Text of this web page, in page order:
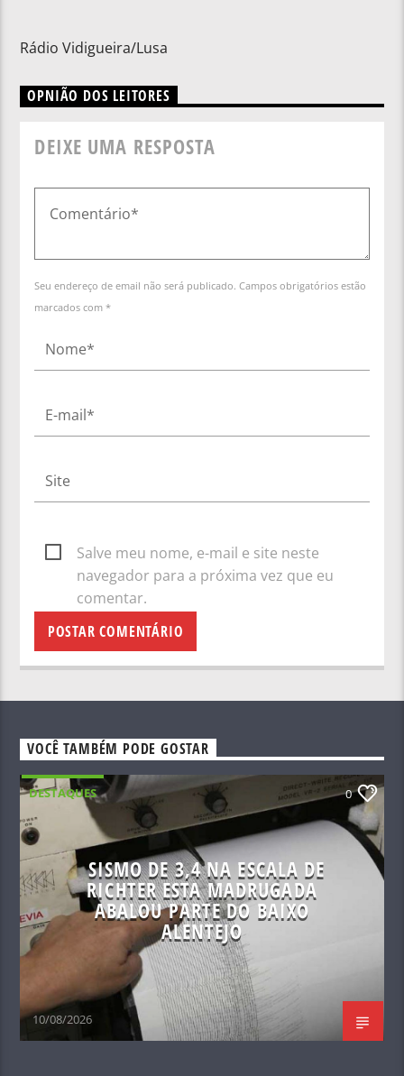
Rádio Vidigueira/Lusa
OPNIÃO DOS LEITORES
DEIXE UMA RESPOSTA
Seu endereço de email não será publicado. Campos obrigatórios estão
marcados com *
Salve meu nome, e-mail e site neste
navegador para a próxima vez que eu
comentar.
VOCÊ TAMBÉM PODE GOSTAR
DESTAQUES 0
SISMO DE 3,4 NA ESCALA DE
RICHTER ESTA MADRUGADA
ABALOU PARTE DO BAIXO
ALENTEJO
10/08/2026